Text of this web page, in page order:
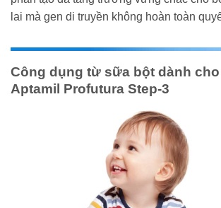
lai mà gen di truyền không hoàn toàn
Công dụng từ sữa bột dành cho
Aptamil Profutura Step-3